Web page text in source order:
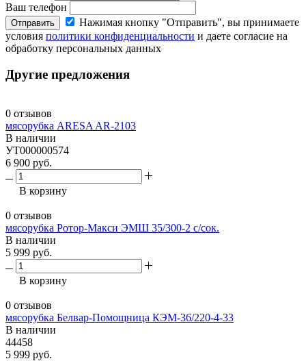
Ваш телефон
Отправить
Нажимая кнопку "Отправить", вы принимаете
условия политики конфиденциальности и даете согласие на
обработку персональных данных
Другие предложения
0 отзывов
мясорубка ARESA AR-2103
В наличии
УТ000000574
6 900 руб.
В корзину
0 отзывов
мясорубка Ротор-Макси ЭМШ 35/300-2 с/сок.
В наличии
5 999 руб.
В корзину
0 отзывов
мясорубка Белвар-Помощница КЭМ-36/220-4-33
В наличии
44458
5 999 руб.